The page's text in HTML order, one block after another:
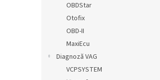
OBDStar
Otofix
OBD-II
MaxiEcu
Diagnoză VAG
VCPSYSTEM